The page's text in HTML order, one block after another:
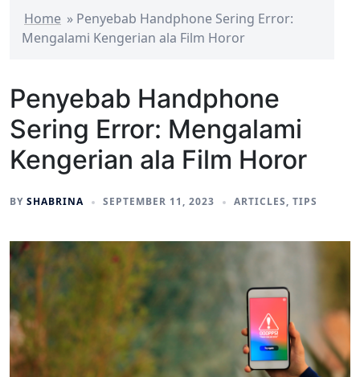
Home » Penyebab Handphone Sering Error:
Mengalami Kengerian ala Film Horor
Penyebab Handphone
Sering Error: Mengalami
Kengerian ala Film Horor
BY SHABRINA SEPTEMBER 11, 2023 ARTICLES, TIPS